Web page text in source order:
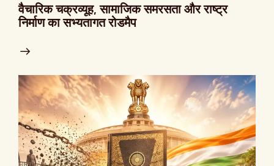
वैचारिक चक्रव्यूह, सामाजिक समरसता और राष्ट्र
निर्माण का सभ्यतागत रोडमैप